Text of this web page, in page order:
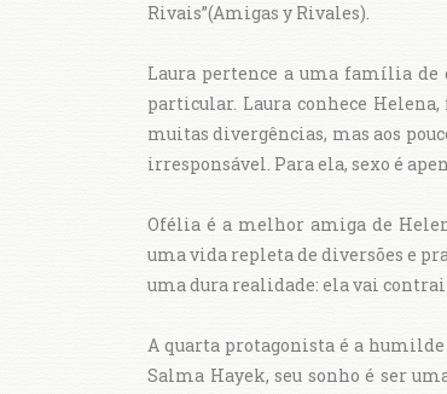
Rivais”(Amigas y Rivales).
Laura pertence a uma família de
particular. Laura conhece
muitas divergências, mas aos
irresponsável. Para ela, sexo é
Ofélia é a melhor amiga de
uma vida repleta de diversões e
uma dura realidade: ela vai
A quarta protagonista é a
Salma Hayek, seu sonho é ser